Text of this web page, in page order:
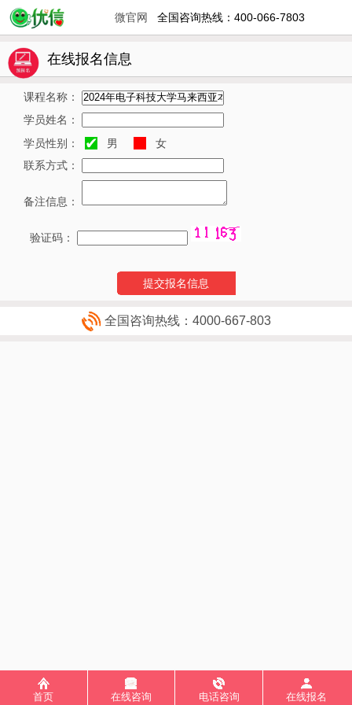
微官网 全国咨询热线：400-066-7803
在线报名信息
课程名称：
学员姓名：
学员性别：
男
女
联系方式：
备注信息：
验证码：
提交报名信息
全国咨询热线：4000-667-803
首页 在线咨询 电话咨询 在线报名